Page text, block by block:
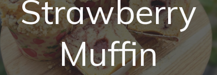
Strawberry
Muffin